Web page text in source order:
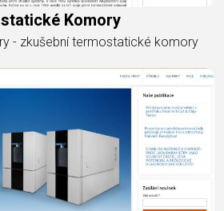
Komory
- zkušební termostatické komory